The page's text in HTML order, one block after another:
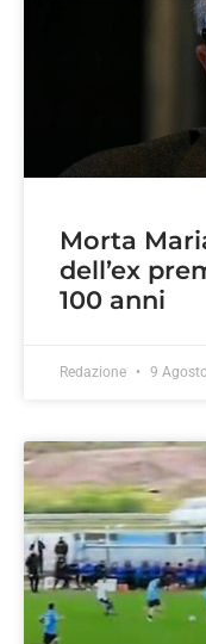
Morta
dell’ex
100 anni
Redazione 9